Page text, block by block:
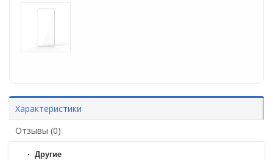
Характеристики
Отзывы (0)
Другие